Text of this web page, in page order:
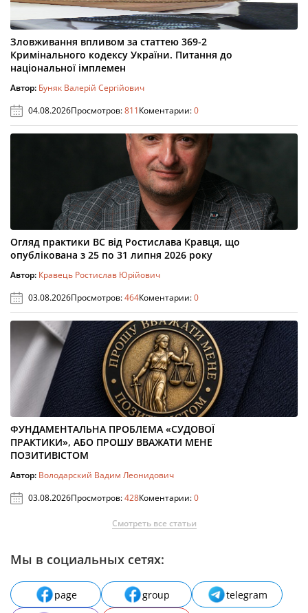
Зловживання впливом за статтею 369-2
Кримінального кодексу України. Питання до
національної імплемен
Автор: Буняк Валерій Сергійович
04.08.2026Просмотров:811Коментарии:0
Огляд практики ВС від Ростислава Кравця, що
опублікована з 25 по 31 липня 2026 року
Автор: Кравець Ростислав Юрійович
03.08.2026Просмотров:464Коментарии:0
ФУНДАМЕНТАЛЬНА ПРОБЛЕМА «СУДОВОЇ
ПРАКТИКИ», АБО ПРОШУ ВВАЖАТИ МЕНЕ
ПОЗИТИВІСТОМ
Автор: Володарский Вадим Леонидович
03.08.2026Просмотров:428Коментарии:0
Смотреть все статьи
Мы в социальных сетях:
page group
telegram